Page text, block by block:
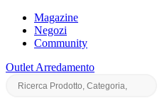
Magazine
Negozi
Community
Outlet Arredamento